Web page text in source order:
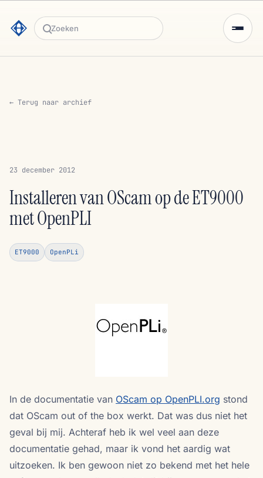
Zoeken
← Terug naar archief
23 december 2012
Installeren van OScam op de ET9000
met OpenPLI
ET9000 OpenPLi
In de documentatie van OScam op OpenPLI.org stond
dat OScam out of the box werkt. Dat was dus niet het
geval bij mij. Achteraf heb ik wel veel aan deze
documentatie gehad, maar ik vond het aardig wat
uitzoeken. Ik ben gewoon niet zo bekend met het hele